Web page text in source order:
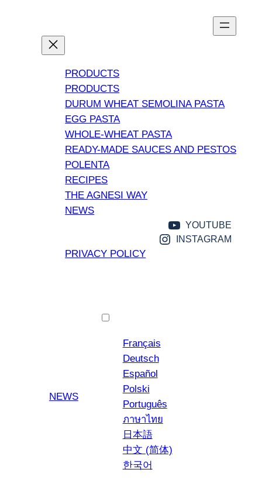
PRODUCTS
PRODUCTS
DURUM WHEAT SEMOLINA PASTA
EGG PASTA
WHOLE-WHEAT PASTA
READY-MADE SAUCES AND PESTOS
POLENTA
RECIPES
THE AGNESI WAY
NEWS
YOUTUBE
INSTAGRAM
PRIVACY POLICY
NEWS
Français
Deutsch
Español
Polski
Português
ภาษาไทย
日本語
中文 (简体)
한국어